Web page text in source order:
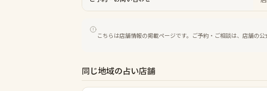
こちらは店舗情報の掲載ページです。ご予約・ご相談は、店舗の
同じ地域の占い店舗